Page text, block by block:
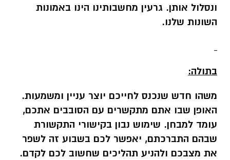
ונסלול אותן. גרעין מחשבותינו הינו באמונות
השונות שלנו.
בתולה:
משהו חדש שנכנס לחייכם יוצר עניין ומשמעות.
האופן שבו אתם מתקשרים עם הסובבים אתכם,
עומד למבחן. שימוש נבון בקישורי התקשורת
שבהם התברכתם, יאפשר לכם בשבוע זה לשפר
את מצבכם ולהניע תהליכים שחשוב לכם לקדם.